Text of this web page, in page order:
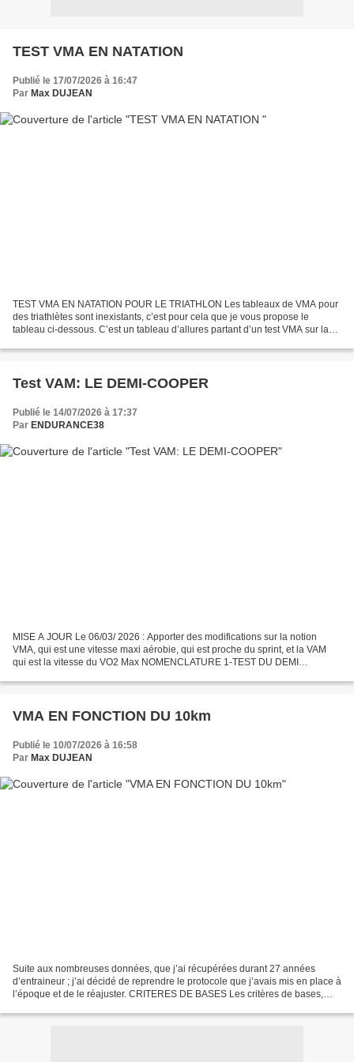
TEST VMA EN NATATION
Publié le 17/07/2026 à 16:47
Par Max DUJEAN
TEST VMA EN NATATION POUR LE TRIATHLON Les tableaux de VMA pour
des triathlètes sont inexistants, c’est pour cela que je vous propose le
tableau ci-dessous. C’est un tableau d’allures partant d’un test VMA sur la
Test VAM: LE DEMI-COOPER
Publié le 14/07/2026 à 17:37
Par ENDURANCE38
MISE A JOUR Le 06/03/ 2026 : Apporter des modifications sur la notion
VMA, qui est une vitesse maxi aérobie, qui est proche du sprint, et la VAM
qui est la vitesse du VO2 Max NOMENCLATURE 1-TEST DU DEMI
VMA EN FONCTION DU 10km
Publié le 10/07/2026 à 16:58
Par Max DUJEAN
Suite aux nombreuses données, que j’ai récupérées durant 27 années
d’entraineur ; j’ai décidé de reprendre le protocole que j’avais mis en place à
l’époque et de le réajuster. CRITERES DE BASES Les critères de bases,